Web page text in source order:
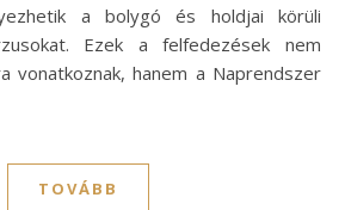
a bolygó és holdjai körüli
Ezek a felfedezések nem
vonatkoznak, hanem a Naprendszer
TOVÁBB